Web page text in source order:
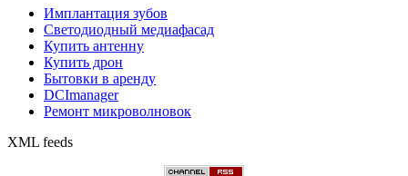
Имплантация зубов
Светодиодный медиафасад
Купить антенну
Купить дрон
Бытовки в аренду
DCImanager
Ремонт микроволновок
XML feeds